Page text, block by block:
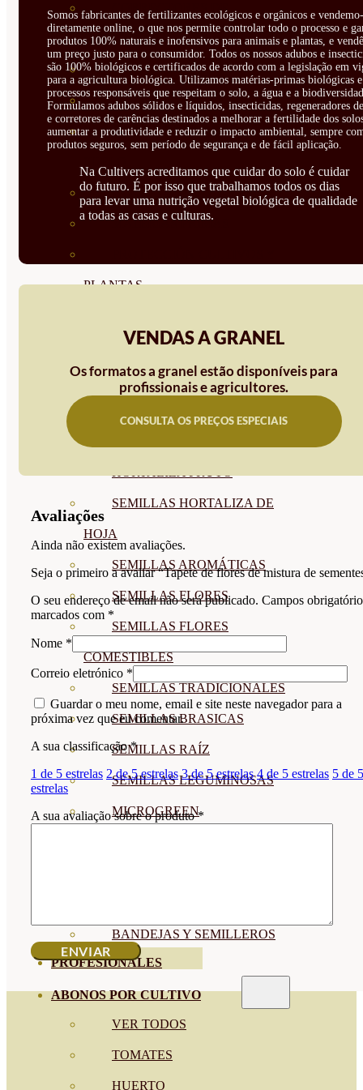
CORRECTORES DE
CARENCIAS
ENRAIZANTES
MADURACIÓN Y ENGORDE
REGENERADORES DEL
ÁCIDOS HÚMICOS
MATERIAS PRIMAS
PLANTAS
GROWPUNCH
SEMILLAS HORTALIZA DE
HOJA
SEMILLAS AROMÁTICAS
SEMILLAS FLORES
SEMILLAS FLORES
COMESTIBLES
SEMILLAS TRADICIONALES
SEMILLAS BRASICAS
SEMILLAS RAÍZ
SEMILLAS LEGUMINOSAS
MICROGREEN
BANDEJAS Y SEMILLEROS
PROFESIONALES
ABONOS POR CULTIVO
VER TODOS
TOMATES
HUERTO
Somos fabricantes de fertilizantes ecológicos e orgânicos e
diretamente online, o que nos permite controlar todo o processo e
produtos 100% naturais e inofensivos para animais e plantas, e
um preço justo para o consumidor. Todos os nossos adubos e
são 100% biológicos e certificados de acordo com a legislação em
para a agricultura biológica. Utilizamos matérias-primas biológicas e
processos responsáveis que respeitam o solo, a água e a
Formulamos adubos sólidos e líquidos, insecticidas, regeneradores
e corretores de carências destinados a melhorar a fertilidade dos
aumentar a produtividade e reduzir o impacto ambiental, sempre
produtos seguros, sem período de segurança e de fácil aplicação.
Na Cultivers acreditamos que cuidar do solo é cuidar
do futuro. É por isso que trabalhamos todos os dias
para levar uma nutrição vegetal biológica de qualidade
a todas as casas e culturas.
VENDAS A GRANEL
Os formatos a granel estão disponíveis para
profissionais e agricultores.
CONSULTA OS PREÇOS ESPECIAIS
Avaliações
Ainda não existem avaliações.
Seja o primeiro a avaliar “Tapete de flores de mistura de
O seu endereço de email não será publicado. Campos
marcados com *
Nome *
Correio eletrónico *
Guardar o meu nome, email e site neste navegador para a
próxima vez que eu comentar.
A sua classificação*
1 de 5 estrelas 2 de 5 estrelas 3 de 5 estrelas 4 de 5 estrelas 5 de 5
estrelas
A sua avaliação sobre o produto*